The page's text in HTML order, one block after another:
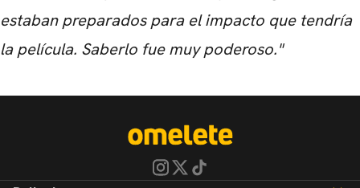
estaban preparados para el impacto que tendría
la película. Saberlo fue muy poderoso."